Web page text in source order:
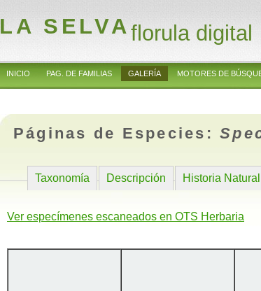
LA SELVAflorula digital
INICIO PAG. DE FAMILIAS GALERÍA MOTORES DE
Páginas de Especies:
Taxonomía Descripción Historia Natural
Ver especímenes escaneados en OTS Herbaria